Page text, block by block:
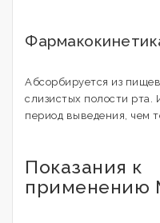
Абсорбируется из
слизистых полости
период выведения, чем
Показания к
применению